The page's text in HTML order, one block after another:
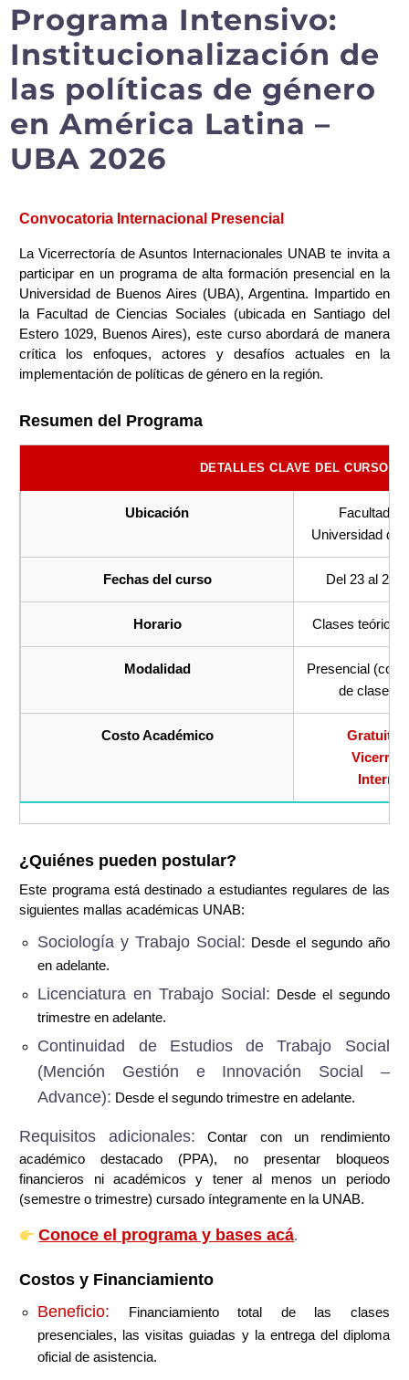
Programa Intensivo:
Institucionalización de
las políticas de género
en América Latina –
UBA 2026
Convocatoria Internacional Presencial
La Vicerrectoría de Asuntos Internacionales UNAB te invita a
participar en un programa de alta formación presencial en la
Universidad de Buenos Aires (UBA), Argentina. Impartido en
la Facultad de Ciencias Sociales (ubicada en Santiago del
Estero 1029, Buenos Aires), este curso abordará de manera
crítica los enfoques, actores y desafíos actuales en la
implementación de políticas de género en la región.
Resumen del Programa
DETALLES CLAVE DEL CURSO
Ubicación
Facultad
Universidad de
Fechas del curso Del 23 al 27
Horario Clases teóricas
Modalidad
Presencial
de clases
Costo Académico
Gratuito,
¿Quiénes pueden postular?
Este programa está destinado a estudiantes regulares de las
siguientes mallas académicas UNAB:
Sociología y Trabajo Social: Desde el segundo año
en adelante.
Licenciatura en Trabajo Social: Desde el segundo
trimestre en adelante.
Continuidad de Estudios de Trabajo Social
(Mención Gestión e Innovación Social –
Advance): Desde el segundo trimestre en adelante.
Requisitos adicionales: Contar con un rendimiento
académico destacado (PPA), no presentar bloqueos
financieros ni académicos y tener al menos un periodo
(semestre o trimestre) cursado íntegramente en la UNAB.
Conoce el programa y bases acá.
Costos y Financiamiento
Beneficio: Financiamiento total de las clases
presenciales, las visitas guiadas y la entrega del diploma
oficial de asistencia.